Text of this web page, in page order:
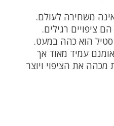
משחירה לעולם.
ציפויים רגילים.
סטיל הוא כהה במעט.
עמיד מאוד אך
את הציפוי ויוצר